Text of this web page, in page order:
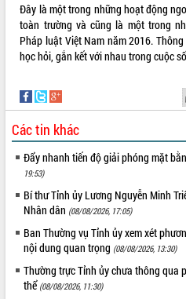
VIDEO
Trailer Lễ hội Sầu riêng Đắk Lắk năm
Khám bệnh, cấp phát thuốc miễn phí
và tặng quà người dân xã Cư Pui
Hội nghị UBND tỉnh Đắk Lắk thường kỳ
tháng 7/2026
Đây là một trong những hoạt động
toàn trường và cũng là một trong
Pháp luật Việt Nam năm 2016.
học hỏi, gắn kết với nhau trong cuộc
Các tin khác
Đẩy nhanh tiến độ giải phóng mặt
19:53)
Bí thư Tỉnh ủy Lương Nguyễn Minh
Nhân dân (08/08/2026, 17:05)
Ban Thường vụ Tỉnh ủy xem xét
nội dung quan trọng (08/08/2026, 13:30)
Thường trực Tỉnh ủy chưa thông qua
thể (08/08/2026, 11:30)